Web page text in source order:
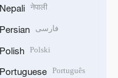
Nepali नेपाली
Persian فارسی
Polish Polski
Portuguese Português